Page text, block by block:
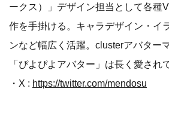
ークス）」デザイン担当として各種
作を手掛ける。キャラデザイン・イ
ンなど幅広く活躍。clusterアバター
「ぴよぴよアバター」は長く愛され
・X : https://twitter.com/mendosu